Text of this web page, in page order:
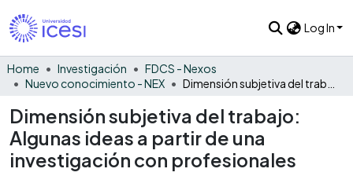
Log In
Home Investigación
FDCS - Nexos
Nuevo conocimiento - NEX
Dimensión subjetiva del trabajo:
Algunas ideas a partir de una
investigación con profesionales